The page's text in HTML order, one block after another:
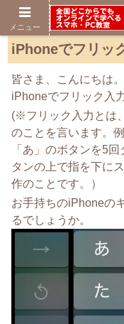
iPhoneでフリッ
皆さま、こんにちは
iPhoneでフリック入
(※フリック入力とは
のことを言います。
「あ」のボタンを5
タンの上で指を下に
作のことです。）
お手持ちのiPhoneの
るでしょうか。
メニュー